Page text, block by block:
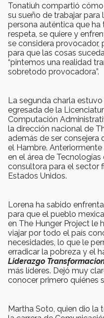
Tonatiuh compartió
su sueño de trabajar para
persona auténtica que
respeta, se quiere y
se considera provocador,
para que las cosas
“pintemos una realidad
sobretodo provocadora”.
La segunda charla
egresada de la
Computación
la dirección nacional de
además de ser consejera
el Hambre.
en el área de
consultora para el sector
Estados Unidos.
Lorena ha sabido
para que el pueblo
en The Hunger Project le
viajar por todo el país
necesidades, lo que le
erradicar la pobreza y el
Liderazgo
más líderes. Dejó muy
conocer primero quiénes
Martha Soto, quien dio la